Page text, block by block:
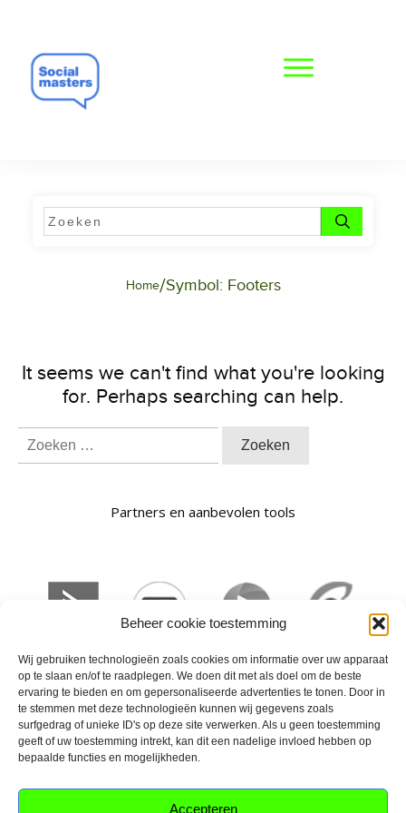
Beheer cookie toestemming
Wij gebruiken technologieën zoals cookies om informatie over uw apparaat
op te slaan en/of te raadplegen. We doen dit met als doel om de beste
ervaring te bieden en om gepersonaliseerde advertenties te tonen. Door in
te stemmen met deze technologieën kunnen wij gegevens zoals
surfgedrag of unieke ID's op deze site verwerken. Als u geen toestemming
geeft of uw toestemming intrekt, kan dit een nadelige invloed hebben op
bepaalde functies en mogelijkheden.
Accepteren
Home/Symbol: Footers
It seems we can't find what you're looking
for. Perhaps searching can help.
Zoeken
Partners en aanbevolen tools